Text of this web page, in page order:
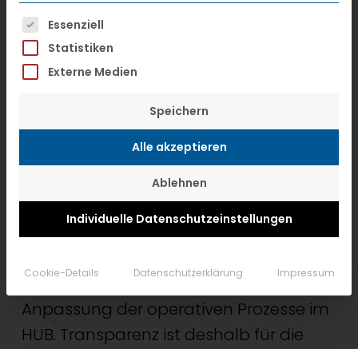
Bestandteile sind der OnTime
Navigator, eine GPS-App und die
Telematik-Integration.
Täglich fahren mehr als 200 Lkw nach
einem festen Zeitplan die
Umschlagbetriebe (HUB) von VTL an –
der Großteil davon während der
Nachtschicht. Die Zeiten für die Ent-
und Beladung sind eng getaktet und
massiven Koordinierungsaufwand und
Anpassung der operativen Prozesse im
HUB. Transparenz ist deshalb für die
Es folgt eine Liste der Service-Gruppen,
Essenziell
Statistiken
Externe Medien
Speichern
Alle akzeptieren
Ablehnen
Individuelle Datenschutzeinstellungen
Cookie-Details Datenschutzerklärung Impressum